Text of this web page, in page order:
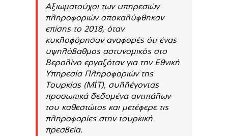
Αξιωματούχοι των υπηρεσιών
πληροφοριών αποκαλύφθηκαν
επίσης το 2018, όταν
κυκλοφόρησαν αναφορές ότι ένας
υψηλόβαθμος αστυνομικός στο
Βερολίνο εργαζόταν για την Εθνική
Υπηρεσία Πληροφοριών της
Τουρκίας (MİT), συλλέγοντας
προσωπικά δεδομένα αντιπάλων
του καθεστώτος και μετέφερε τις
πληροφορίες στην τουρκική
πρεσβεία.